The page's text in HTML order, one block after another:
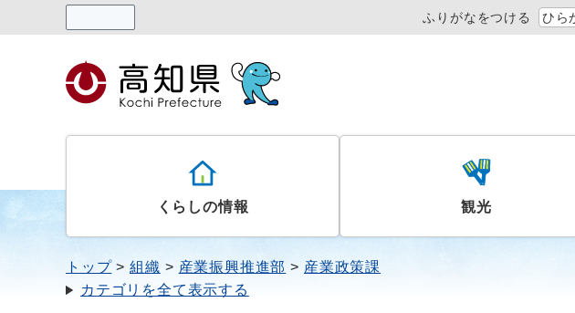
ふりがなをつける ひら
くらしの情報 観光
トップ 組織 産業振興推進部
産業政策課
カテゴリを全て表示する